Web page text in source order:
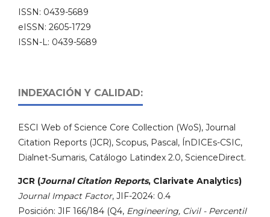
ISSN: 0439-5689
eISSN: 2605-1729
ISSN-L: 0439-5689
INDEXACIÓN Y CALIDAD:
ESCI Web of Science Core Collection (WoS), Journal
Citation Reports (JCR), Scopus, Pascal, ÍnDICEs-CSIC,
Dialnet-Sumaris, Catálogo Latindex 2.0, ScienceDirect.
JCR (Journal Citation Reports, Clarivate Analytics)
Journal Impact Factor, JIF-2024: 0.4
Posición: JIF 166/184 (Q4, Engineering, Civil - Percentil